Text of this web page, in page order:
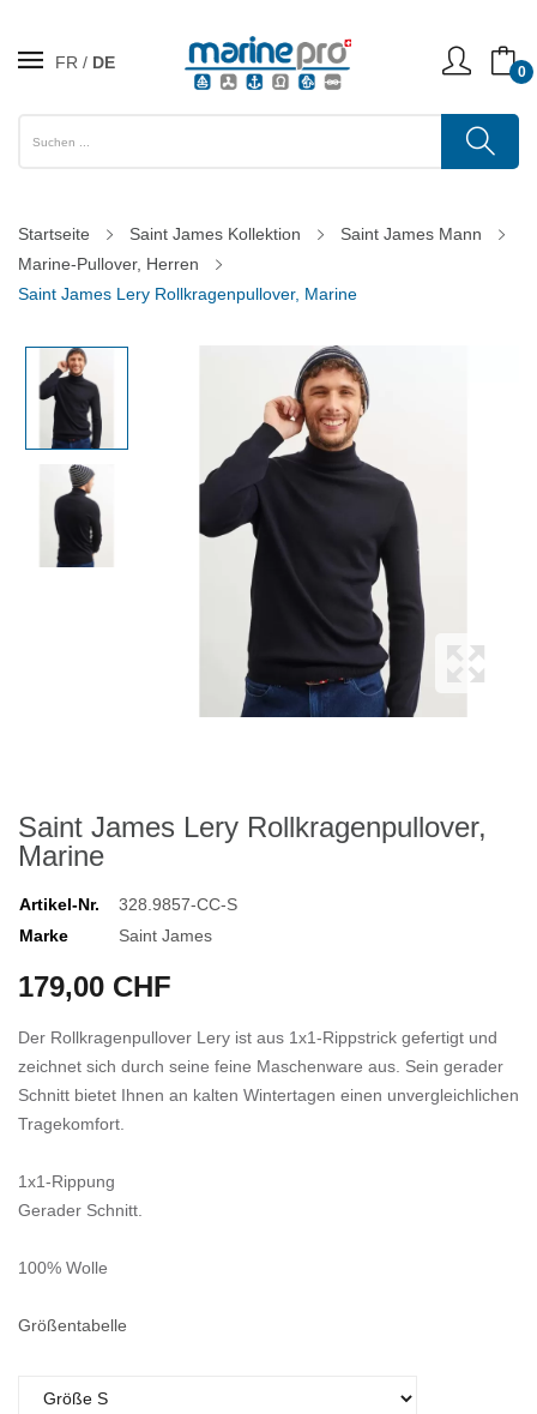
FR DE 0
Startseite Saint James Kollektion
Saint James Mann
Marine-Pullover, Herren
Saint James Lery Rollkragenpullover, Marine
Saint James Lery Rollkragenpullover,
Marine
Artikel-Nr.
328.9857-CC-S
Marke
Saint James
179,00 CHF
Der Rollkragenpullover Lery ist aus 1x1-Rippstrick gefertigt und
zeichnet sich durch seine feine Maschenware aus. Sein gerader
Schnitt bietet Ihnen an kalten Wintertagen einen unvergleichlichen
Tragekomfort.
1x1-Rippung
Gerader Schnitt.
100% Wolle
Größentabelle